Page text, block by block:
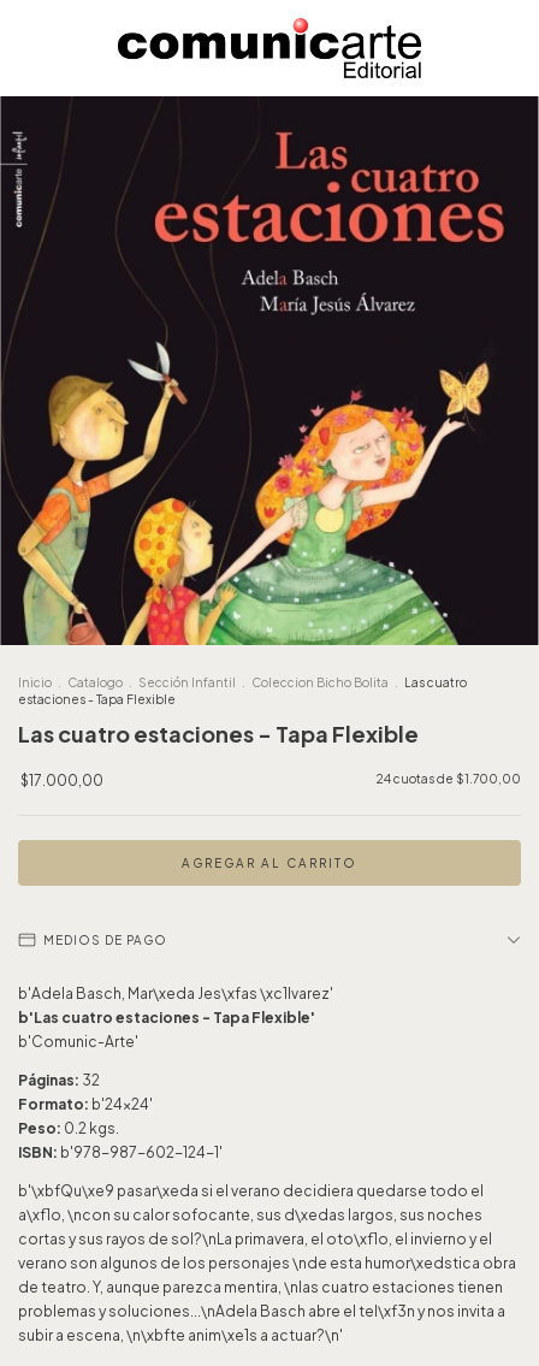
Inicio . Catalogo . Sección Infantil . Coleccion Bicho Bolita .
Las cuatro
estaciones - Tapa Flexible
Las cuatro estaciones - Tapa Flexible
$17.000,00 24cuotas de $1.700,00
MEDIOS DE PAGO
b'Adela Basch, Mar\xeda Jes\xfas \xc1lvarez'
b'Las cuatro estaciones - Tapa Flexible'
b'Comunic-Arte'
Páginas: 32
Formato: b'24x24'
Peso: 0.2 kgs.
ISBN: b'978-987-602-124-1'
b'\xbfQu\xe9 pasar\xeda si el verano decidiera quedarse todo el
a\xf1o, \ncon su calor sofocante, sus d\xedas largos, sus noches
cortas y sus rayos de sol?\nLa primavera, el oto\xf1o, el invierno y el
verano son algunos de los personajes \nde esta humor\xedstica obra
de teatro. Y, aunque parezca mentira, \nlas cuatro estaciones tienen
problemas y soluciones...\nAdela Basch abre el tel\xf3n y nos invita a
subir a escena, \n\xbfte anim\xe1s a actuar?\n'